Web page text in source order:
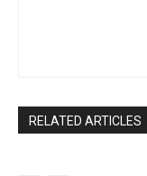
RELATED ARTICLES